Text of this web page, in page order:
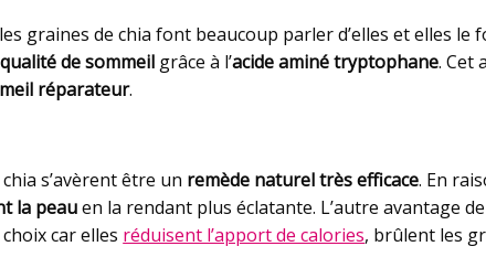
graines de chia font beaucoup parler d’elles et elles le
de sommeil grâce à l’acide aminé tryptophane. Cet
réparateur.
s’avèrent être un remède naturel très efficace. En
la peauen la rendant plus éclatante. L’autre avantage
car elles réduisent l’apport de calories, brûlent les